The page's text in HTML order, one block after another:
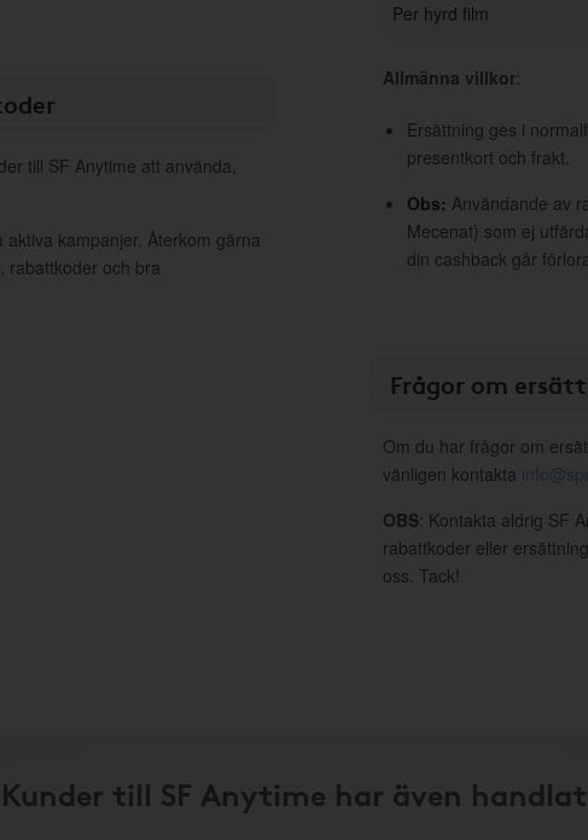
till SF Anytime att använda,
kampanjer. Återkom gärna
rabattkoder och bra
Per hyrd film
Allmänna villkor:
Ersättning ges i
presentkort och frakt.
Obs: Användande av
Mecenat) som ej
din cashback går
Frågor om
Om du har frågor om
vänligen kontakta
OBS: Kontakta aldrig SF
rabattkoder eller
oss. Tack!
Kunder till SF Anytime har även